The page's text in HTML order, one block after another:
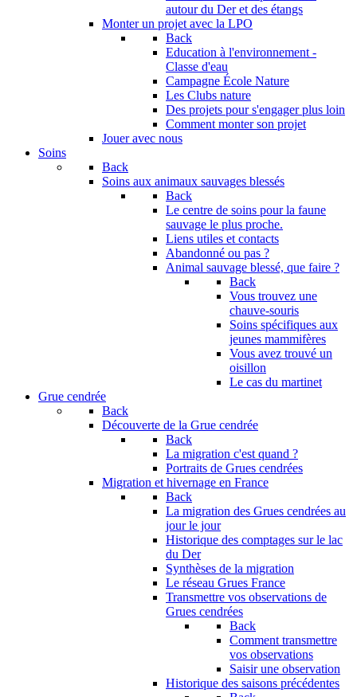
autour du Der et des étangs
Monter un projet avec la LPO
Back
Education à l'environnement -
Classe d'eau
Campagne École Nature
Les Clubs nature
Des projets pour s'engager plus loin
Comment monter son projet
Jouer avec nous
Soins
Back
Soins aux animaux sauvages blessés
Back
Le centre de soins pour la faune
sauvage le plus proche.
Liens utiles et contacts
Abandonné ou pas ?
Animal sauvage blessé, que faire ?
Back
Vous trouvez une
chauve-souris
Soins spécifiques aux
jeunes mammifères
Vous avez trouvé un
oisillon
Le cas du martinet
Grue cendrée
Back
Découverte de la Grue cendrée
Back
La migration c'est quand ?
Portraits de Grues cendrées
Migration et hivernage en France
Back
La migration des Grues cendrées au
jour le jour
Historique des comptages sur le lac
du Der
Synthèses de la migration
Le réseau Grues France
Transmettre vos observations de
Grues cendrées
Back
Comment transmettre
vos observations
Saisir une observation
Historique des saisons précédentes